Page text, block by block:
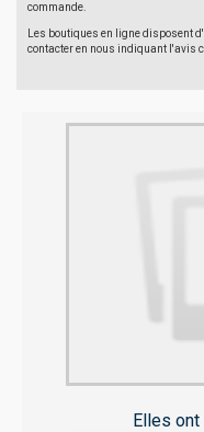
commande.
Les boutiques en ligne disposent
contacter en nous indiquant l'avis
Elles